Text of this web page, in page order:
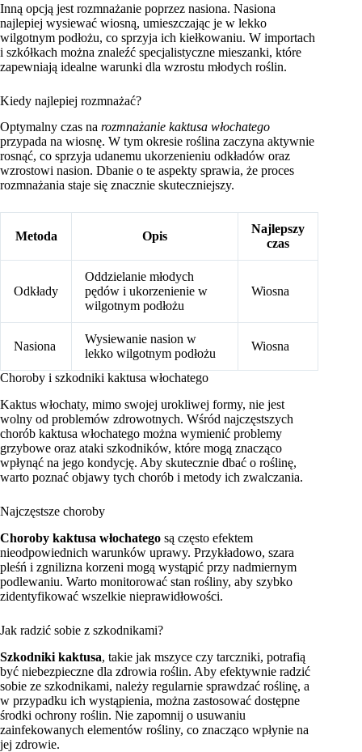
Inną opcją jest rozmnażanie poprzez nasiona. Nasiona
najlepiej wysiewać wiosną, umieszczając je w lekko
wilgotnym podłożu, co sprzyja ich kiełkowaniu. W importach
i szkółkach można znaleźć specjalistyczne mieszanki, które
zapewniają idealne warunki dla wzrostu młodych roślin.
Kiedy najlepiej rozmnażać?
Optymalny czas na rozmnażanie kaktusa włochatego
przypada na wiosnę. W tym okresie roślina zaczyna aktywnie
rosnąć, co sprzyja udanemu ukorzenieniu odkładów oraz
wzrostowi nasion. Dbanie o te aspekty sprawia, że proces
rozmnażania staje się znacznie skuteczniejszy.
Metoda Opis
Najlepszy
czas
Odkłady
Oddzielanie młodych
pędów i ukorzenienie w
wilgotnym podłożu
Wiosna
Nasiona
Wysiewanie nasion w
lekko wilgotnym podłożu
Wiosna
Choroby i szkodniki kaktusa włochatego
Kaktus włochaty, mimo swojej urokliwej formy, nie jest
wolny od problemów zdrowotnych. Wśród najczęstszych
chorób kaktusa włochatego można wymienić problemy
grzybowe oraz ataki szkodników, które mogą znacząco
wpłynąć na jego kondycję. Aby skutecznie dbać o roślinę,
warto poznać objawy tych chorób i metody ich zwalczania.
Najczęstsze choroby
Choroby kaktusa włochatego są często efektem
nieodpowiednich warunków uprawy. Przykładowo, szara
pleśń i zgnilizna korzeni mogą wystąpić przy nadmiernym
podlewaniu. Warto monitorować stan rośliny, aby szybko
zidentyfikować wszelkie nieprawidłowości.
Jak radzić sobie z szkodnikami?
Szkodniki kaktusa, takie jak mszyce czy tarczniki, potrafią
być niebezpieczne dla zdrowia roślin. Aby efektywnie radzić
sobie ze szkodnikami, należy regularnie sprawdzać roślinę, a
w przypadku ich wystąpienia, można zastosować dostępne
środki ochrony roślin. Nie zapomnij o usuwaniu
zainfekowanych elementów rośliny, co znacząco wpłynie na
jej zdrowie.